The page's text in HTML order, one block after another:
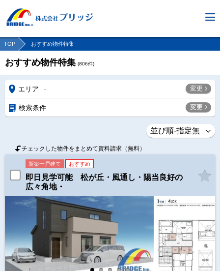
TOP おすすめ物件特集
おすすめ物件特集 (806件)
エリア - 変更
検索条件 変更
チェックした物件をまとめて資料請求（無料）
新築一戸建て おすすめ
即日見学可能 松が丘・風通し・陽当良好の
広々角地・